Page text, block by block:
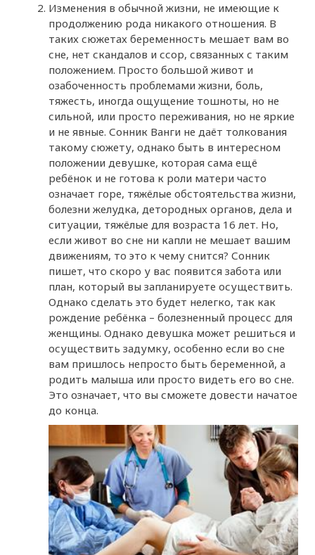
Изменения в обычной жизни, не имеющие к
продолжению рода никакого отношения. В
таких сюжетах беременность мешает вам во
сне, нет скандалов и ссор, связанных с таким
положением. Просто большой живот и
озабоченность проблемами жизни, боль,
тяжесть, иногда ощущение тошноты, но не
сильной, или просто переживания, но не яркие
и не явные. Сонник Ванги не даёт толкования
такому сюжету, однако быть в интересном
положении девушке, которая сама ещё
ребёнок и не готова к роли матери часто
означает горе, тяжёлые обстоятельства жизни,
болезни желудка, детородных органов, дела и
ситуации, тяжёлые для возраста 16 лет. Но,
если живот во сне ни капли не мешает вашим
движениям, то это к чему снится? Сонник
пишет, что скоро у вас появится забота или
план, который вы запланируете осуществить.
Однако сделать это будет нелегко, так как
рождение ребёнка – болезненный процесс для
женщины. Однако девушка может решиться и
осуществить задумку, особенно если во сне
вам пришлось непросто быть беременной, а
родить малыша или просто видеть его во сне.
Это означает, что вы сможете довести начатое
до конца.